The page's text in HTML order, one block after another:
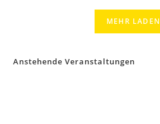
MEHR LADEN
Anstehende Veranstaltungen